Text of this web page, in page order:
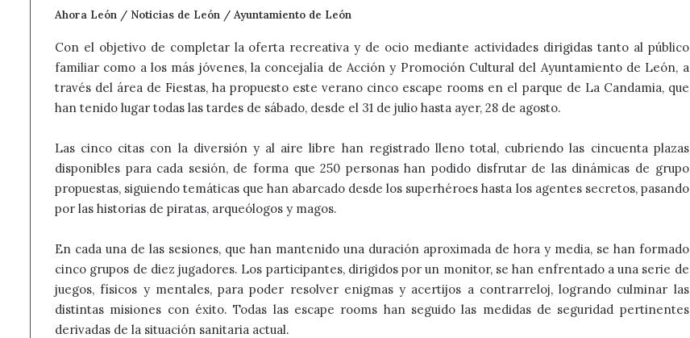
Ahora León / Noticias de León / Ayuntamiento de León
Con el objetivo de completar la oferta recreativa y de ocio mediante actividades dirigidas tanto al público
familiar como a los más jóvenes, la concejalía de Acción y Promoción Cultural del Ayuntamiento de León, a
través del área de Fiestas, ha propuesto este verano cinco escape rooms en el parque de La Candamia, que
han tenido lugar todas las tardes de sábado, desde el 31 de julio hasta ayer, 28 de agosto.
Las cinco citas con la diversión y al aire libre han registrado lleno total, cubriendo las cincuenta plazas
disponibles para cada sesión, de forma que 250 personas han podido disfrutar de las dinámicas de grupo
propuestas, siguiendo temáticas que han abarcado desde los superhéroes hasta los agentes secretos, pasando
por las historias de piratas, arqueólogos y magos.
En cada una de las sesiones, que han mantenido una duración aproximada de hora y media, se han formado
cinco grupos de diez jugadores. Los participantes, dirigidos por un monitor, se han enfrentado a una serie de
juegos, físicos y mentales, para poder resolver enigmas y acertijos a contrarreloj, logrando culminar las
distintas misiones con éxito. Todas las escape rooms han seguido las medidas de seguridad pertinentes
derivadas de la situación sanitaria actual.